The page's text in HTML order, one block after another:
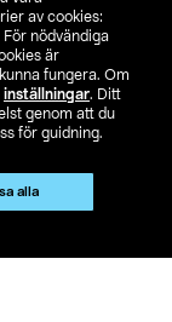
av cookies:
nödvändiga
är
fungera. Om
inställningar. Ditt
genom att du
för guidning.
alla